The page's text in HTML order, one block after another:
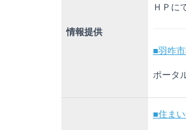
情報提供
ＨＰに
■羽咋
ポータ
■住ま